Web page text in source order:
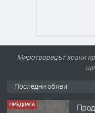
Миротворецът храни
ще
Последни обяви
ПРЕДЛАГА